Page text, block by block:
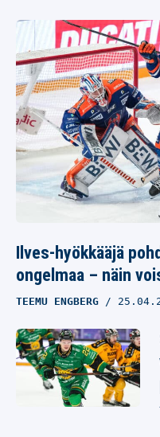
Ilves-hyökkääjä
ongelmaa – näin
TEEMU ENGBERG